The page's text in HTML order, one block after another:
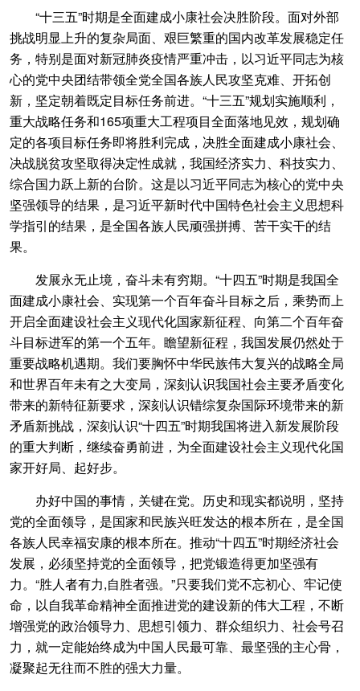
“十三五”时期是全面建成小康社会决胜阶段。面对外部
挑战明显上升的复杂局面、艰巨繁重的国内改革发展稳定任
务，特别是面对新冠肺炎疫情严重冲击，以习近平同志为核
心的党中央团结带领全党全国各族人民攻坚克难、开拓创
新，坚定朝着既定目标任务前进。“十三五”规划实施顺利，
重大战略任务和165项重大工程项目全面落地见效，规划确
定的各项目标任务即将胜利完成，决胜全面建成小康社会、
决战脱贫攻坚取得决定性成就，我国经济实力、科技实力、
综合国力跃上新的台阶。这是以习近平同志为核心的党中央
坚强领导的结果，是习近平新时代中国特色社会主义思想科
学指引的结果，是全国各族人民顽强拼搏、苦干实干的结
果。
发展永无止境，奋斗未有穷期。“十四五”时期是我国全
面建成小康社会、实现第一个百年奋斗目标之后，乘势而上
开启全面建设社会主义现代化国家新征程、向第二个百年奋
斗目标进军的第一个五年。瞻望新征程，我国发展仍然处于
重要战略机遇期。我们要胸怀中华民族伟大复兴的战略全局
和世界百年未有之大变局，深刻认识我国社会主要矛盾变化
带来的新特征新要求，深刻认识错综复杂国际环境带来的新
矛盾新挑战，深刻认识“十四五”时期我国将进入新发展阶段
的重大判断，继续奋勇前进，为全面建设社会主义现代化国
家开好局、起好步。
办好中国的事情，关键在党。历史和现实都说明，坚持
党的全面领导，是国家和民族兴旺发达的根本所在，是全国
各族人民幸福安康的根本所在。推动“十四五”时期经济社会
发展，必须坚持党的全面领导，把党锻造得更加坚强有
力。“胜人者有力,自胜者强。”只要我们党不忘初心、牢记使
命，以自我革命精神全面推进党的建设新的伟大工程，不断
增强党的政治领导力、思想引领力、群众组织力、社会号召
力，就一定能始终成为中国人民最可靠、最坚强的主心骨，
凝聚起无往而不胜的强大力量。